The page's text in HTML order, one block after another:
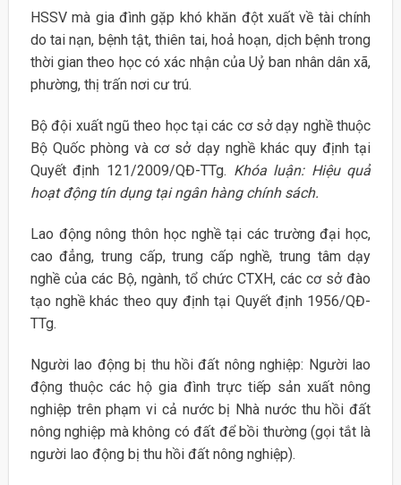
HSSV mà gia đình gặp khó khăn đột xuất về tài chính
do tai nạn, bệnh tật, thiên tai, hoả hoạn, dịch bệnh trong
thời gian theo học có xác nhận của Uỷ ban nhân dân xã,
phường, thị trấn nơi cư trú.
Bộ đội xuất ngũ theo học tại các cơ sở dạy nghề thuộc
Bộ Quốc phòng và cơ sở dạy nghề khác quy định tại
Quyết định 121/2009/QĐ-TTg. Khóa luận: Hiệu quả
hoạt động tín dụng tại ngân hàng chính sách.
Lao động nông thôn học nghề tại các trường đại học,
cao đẳng, trung cấp, trung cấp nghề, trung tâm dạy
nghề của các Bộ, ngành, tổ chức CTXH, các cơ sở đào
tạo nghề khác theo quy định tại Quyết định 1956/QĐ-
TTg.
Người lao động bị thu hồi đất nông nghiệp: Người lao
động thuộc các hộ gia đình trực tiếp sản xuất nông
nghiệp trên phạm vi cả nước bị Nhà nước thu hồi đất
nông nghiệp mà không có đất để bồi thường (gọi tắt là
người lao động bị thu hồi đất nông nghiệp).